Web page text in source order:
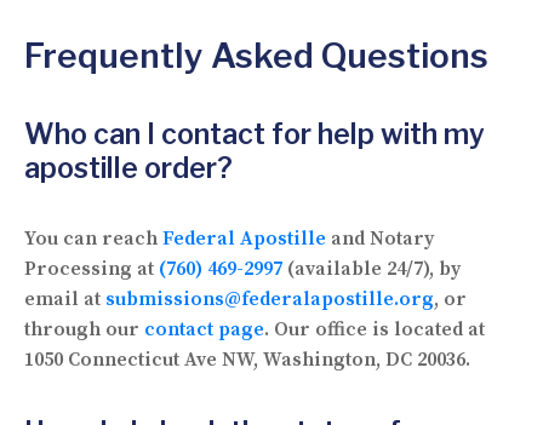
Frequently Asked Questions
Who can I contact for help with my
apostille order?
You can reach Federal Apostille and Notary
Processing at (760) 469-2997 (available 24/7), by
email at submissions@federalapostille.org, or
through our contact page. Our office is located at
1050 Connecticut Ave NW, Washington, DC 20036.